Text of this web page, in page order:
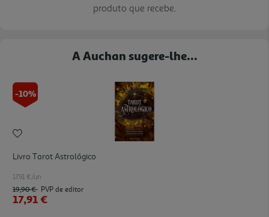
produto que recebe.
A Auchan sugere-lhe...
-10%
Livro Tarot Astrológico
17.91 €/un
19,90 € PVP de editor
17,91 €